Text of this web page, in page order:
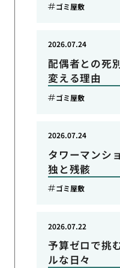
ゴミ屋敷
配偶者との死
変える理由
2026.07.24
ゴミ屋敷
タワーマンシ
独と残骸
2026.07.24
ゴミ屋敷
予算ゼロで挑
ルな日々
2026.07.22